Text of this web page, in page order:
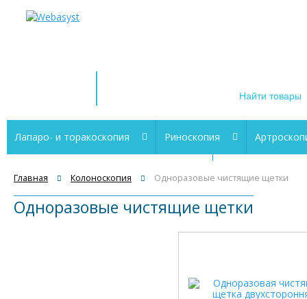
Лапаро- и торакоскопия Риноскопия
резектоскопия
Флебэктомия (СДПВ) Готовые комплекты
Главная Колоноскопия Одноразовые чистящие щетки
Одноразовые чистящие щетки